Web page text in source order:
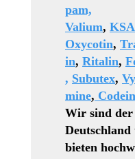
pam,
Valium,
Oxycotin,
in, Ritalin,
, Subutex,
mine,
Wir sind
bieten